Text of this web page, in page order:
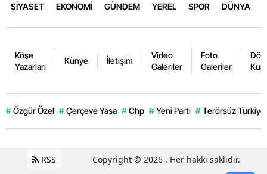
SİYASET EKONOMİ GÜNDEM YEREL SPOR DÜNYA
Köşe
Yazarları
Künye İletişim
Video
Galeriler
Foto
Galeriler
# Özgür Özel # Çerçeve Yasa # Chp # Yeni Parti # Terörsüz Türkiye
RSS Copyright © 2026 . Her hakkı saklıdır.